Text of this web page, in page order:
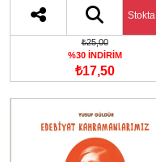
₺25,00
%30 İNDİRİM
₺17,50